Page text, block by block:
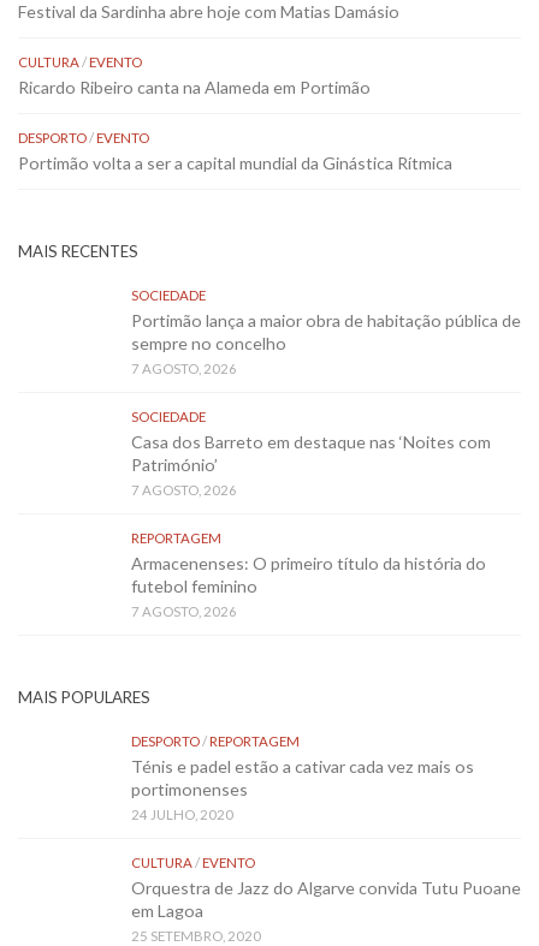
Festival da Sardinha abre hoje com Matias Damásio
CULTURA/EVENTO
Ricardo Ribeiro canta na Alameda em Portimão
DESPORTO/EVENTO
Portimão volta a ser a capital mundial da Ginástica Rítmica
MAIS RECENTES
SOCIEDADE
Portimão lança a maior obra de habitação pública de
sempre no concelho
7 AGOSTO, 2026
SOCIEDADE
Casa dos Barreto em destaque nas ‘Noites com
Património’
7 AGOSTO, 2026
REPORTAGEM
Armacenenses: O primeiro título da história do
futebol feminino
7 AGOSTO, 2026
MAIS POPULARES
DESPORTO/REPORTAGEM
Ténis e padel estão a cativar cada vez mais os
portimonenses
24 JULHO, 2020
CULTURA/EVENTO
Orquestra de Jazz do Algarve convida Tutu Puoane
em Lagoa
25 SETEMBRO, 2020